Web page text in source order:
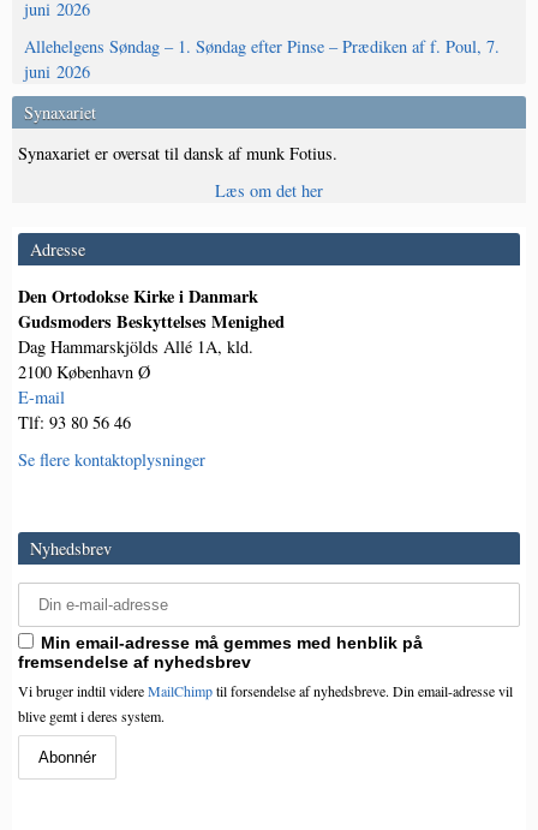
juni 2026
Allehelgens Søndag – 1. Søndag efter Pinse – Prædiken af f. Poul, 7.
juni 2026
Synaxariet
Synaxariet er oversat til dansk af munk Fotius.
Læs om det her
Adresse
Den Ortodokse Kirke i Danmark
Gudsmoders Beskyttelses Menighed
Dag Hammarskjölds Allé 1A, kld.
2100 København Ø
E-mail
Tlf: 93 80 56 46
Se flere kontaktoplysninger
Nyhedsbrev
Min email-adresse må gemmes med henblik på
fremsendelse af nyhedsbrev
Vi bruger indtil videreMailChimptil forsendelse af nyhedsbreve. Din email-adresse vil
blive gemt i deres system.